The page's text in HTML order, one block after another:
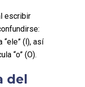
escribir
“ele” (l), así
“o” (O).
del